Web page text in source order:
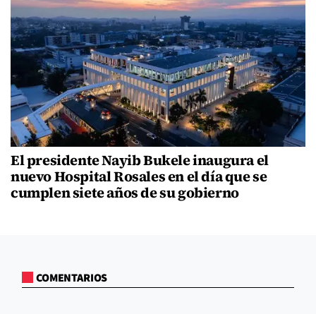
El presidente Nayib Bukele inaugura el
nuevo Hospital Rosales en el día que se
cumplen siete años de su gobierno
COMENTARIOS